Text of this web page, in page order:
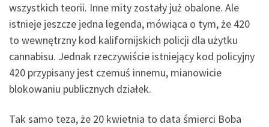
wszystkich teorii. Inne mity zostały już obalone. Ale
istnieje jeszcze jedna legenda, mówiąca o tym, że 420
to wewnętrzny kod kalifornijskich policji dla użytku
cannabisu. Jednak rzeczywiście istniejący kod policyjny
420 przypisany jest czemuś innemu, mianowicie
blokowaniu publicznych działek.
Tak samo teza, że 20 kwietnia to data śmierci Boba